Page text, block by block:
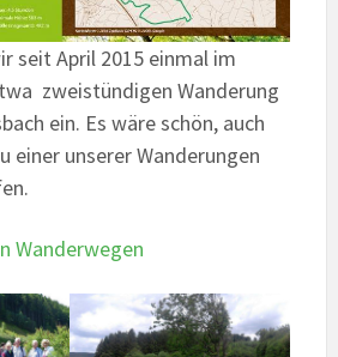
seit April 2015 einmal im
zweistündigen Wanderung
ein. Es wäre schön, auch
einer unserer Wanderungen
Wanderwegen